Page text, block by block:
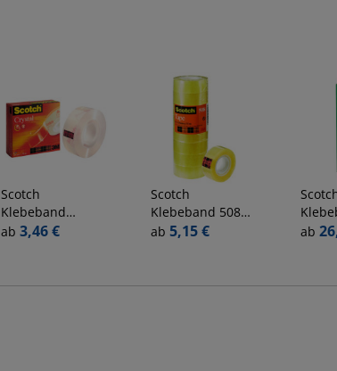
Scotch
Klebeband
Crystal C6001933,
ab 3,46 €
Scotch
Klebeband 508
5081533, 15mm x
ab 5,15 €
Tape
ab